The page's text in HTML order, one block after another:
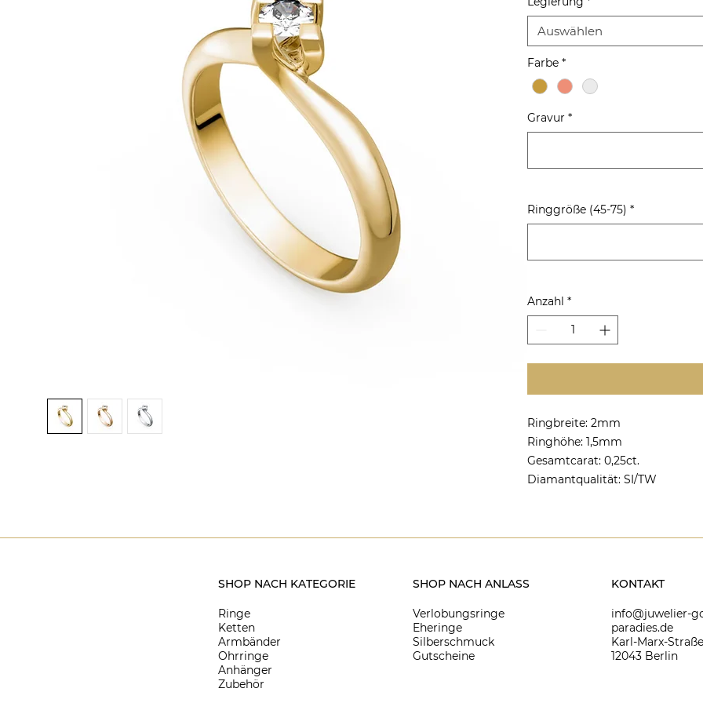
Auswählen
Farbe *
Gravur *
Ringgröße (45-75) *
Anzahl *
Ringbreite: 2mm
Ringhöhe: 1,5mm
Gesamtcarat: 0,25ct.
Diamantqualität: SI/TW
SHOP NACH KATEGORIE
Ringe
Ketten
Armbänder
Ohrringe
Anhänger
Zubehör
SHOP NACH ANLASS
Verlobungsringe
Eheringe
Silberschmuck
Gutscheine
KONTAKT
info@juwelier-
paradies.de
Karl-Marx-
12043 Berlin